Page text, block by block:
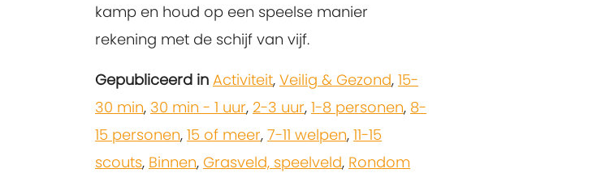
kamp en houd op een speelse manier
rekening met de schijf van vijf.
Gepubliceerd in Activiteit, Veilig & Gezond, 15-
30 min, 30 min - 1 uur, 2-3 uur, 1-8 personen, 8-
15 personen, 15 of meer, 7-11 welpen, 11-15
scouts, Binnen, Grasveld, speelveld, Rondom